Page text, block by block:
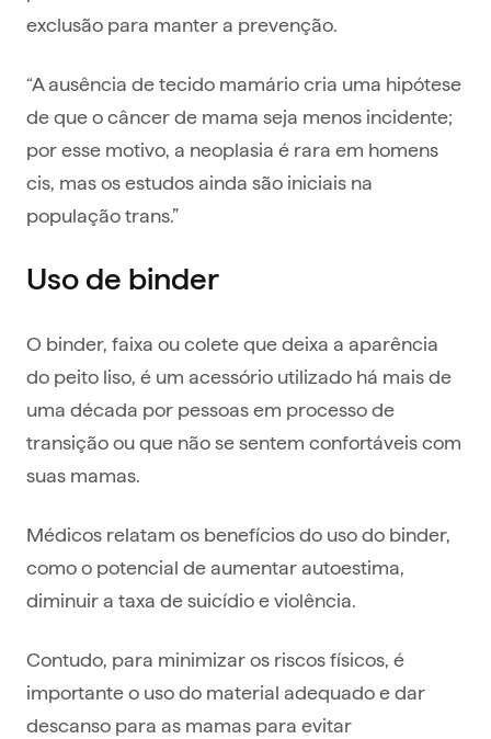
exclusão para manter a prevenção.
“A ausência de tecido mamário cria uma hipótese
de que o câncer de mama seja menos incidente;
por esse motivo, a neoplasia é rara em homens
cis, mas os estudos ainda são iniciais na
população trans.”
Uso de binder
O binder, faixa ou colete que deixa a aparência
do peito liso, é um acessório utilizado há mais de
uma década por pessoas em processo de
transição ou que não se sentem confortáveis com
suas mamas.
Médicos relatam os benefícios do uso do binder,
como o potencial de aumentar autoestima,
diminuir a taxa de suicídio e violência.
Contudo, para minimizar os riscos físicos, é
importante o uso do material adequado e dar
descanso para as mamas para evitar